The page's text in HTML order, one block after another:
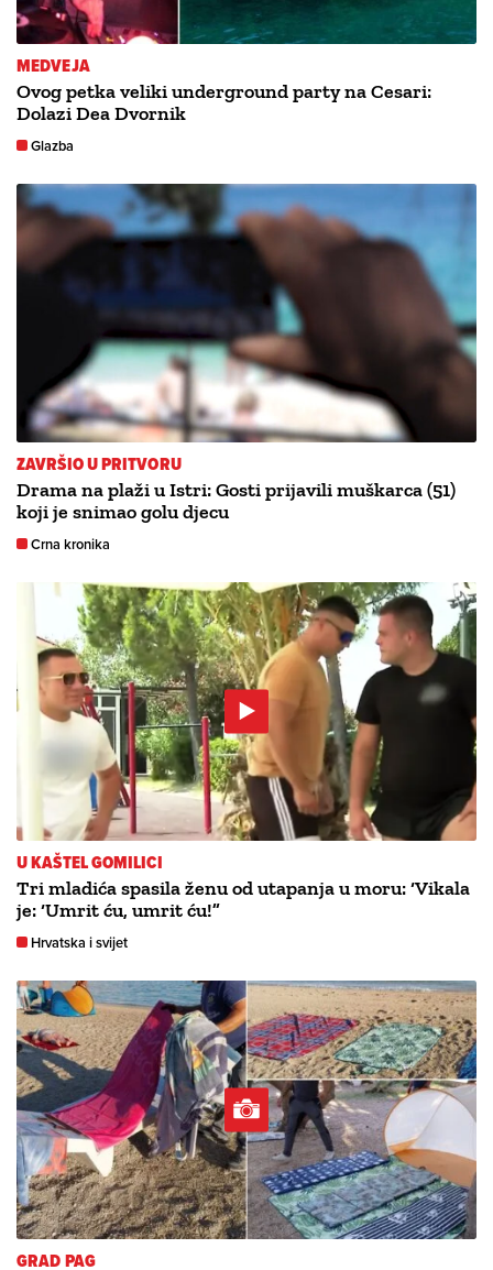
MEDVEJA
Ovog petka veliki underground party na Cesari:
Dolazi Dea Dvornik
Glazba
ZAVRŠIO U PRITVORU
Drama na plaži u Istri: Gosti prijavili muškarca (51)
koji je snimao golu djecu
Crna kronika
U KAŠTEL GOMILICI
Tri mladića spasila ženu od utapanja u moru: ‘Vikala
je: ‘Umrit ću, umrit ću!”
Hrvatska i svijet
GRAD PAG